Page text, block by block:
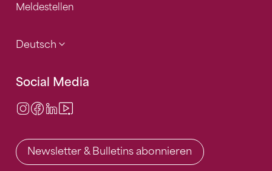
Meldestellen
Deutsch
Social Media
Instagram
Facebook
LinkedIn
Newsletter & Bulletins abonnieren